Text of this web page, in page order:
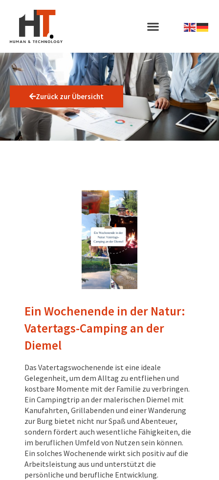
Zurück zur Übersicht
Ein Wochenende in der Natur:
Vatertags-Camping an der
Diemel
Das Vatertagswochenende ist eine ideale
Gelegenheit, um dem Alltag zu entfliehen und
kostbare Momente mit der Familie zu verbringen.
Ein Campingtrip an der malerischen Diemel mit
Kanufahrten, Grillabenden und einer Wanderung
zur Burg bietet nicht nur Spaß und Abenteuer,
sondern fördert auch wesentliche Fähigkeiten, die
im beruflichen Umfeld von Nutzen sein können.
Ein solches Wochenende wirkt sich positiv auf die
Arbeitsleistung aus und unterstützt die
persönliche und berufliche Entwicklung.